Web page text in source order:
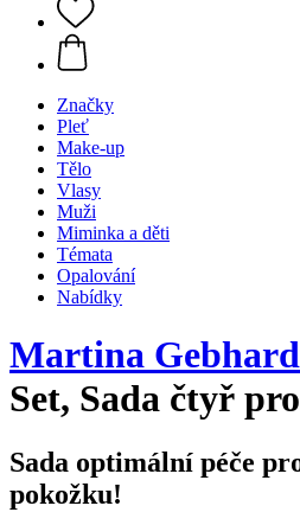
Značky
Pleť
Make-up
Tělo
Vlasy
Muži
Miminka a děti
Témata
Opalování
Nabídky
Martina
Set, Sada čtyř
Sada optimální péče
pokožku!